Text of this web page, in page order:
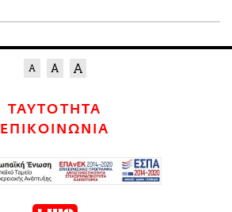
ΤΑΥΤΟΤΗΤΑ
ΕΠΙΚΟΙΝΩΝΙΑ